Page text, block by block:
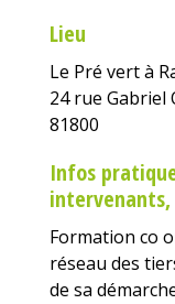
Lieu
Le Pré vert à
24 rue Gabriel
81800
Infos
Formation co
réseau des
de sa